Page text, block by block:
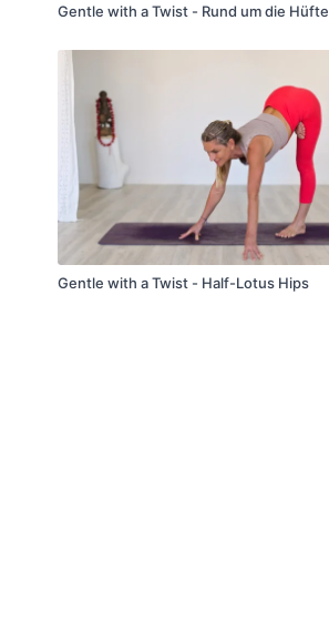
Gentle with a Twist - Rund um die Hüfte
Gentle with a Twist - Half-Lotus Hips